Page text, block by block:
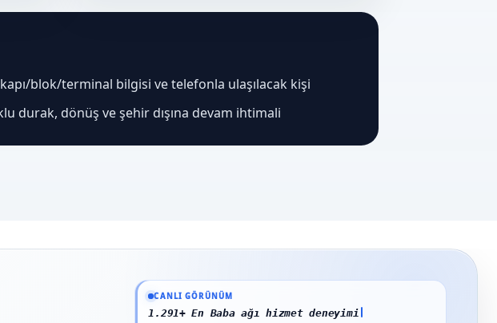
blok/terminal bilgisi ve telefonla ulaşılacak kişi
durak, dönüş ve şehir dışına devam ihtimali
CANLI GÖRÜNÜM
1.291+ En Baba ağı hizmet deneyimi
Güncel veriler: 1.291+ En Baba ağı hizmet deneyimi; 91 platform genelinde